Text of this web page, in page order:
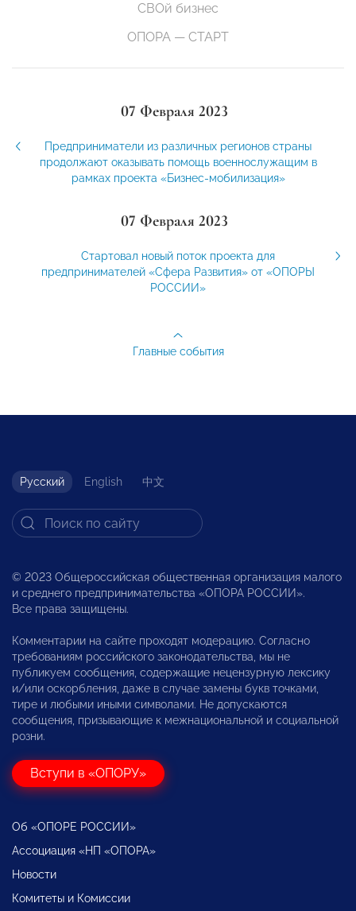
СВОй бизнес
ОПОРА — СТАРТ
07 Февраля 2023
Предприниматели из различных регионов страны
продолжают оказывать помощь военнослужащим в
рамках проекта «Бизнес-мобилизация»
07 Февраля 2023
Стартовал новый поток проекта для
предпринимателей «Сфера Развития» от «ОПОРЫ
РОССИИ»
Главные события
Русский English 中文
© 2023 Общероссийская общественная организация малого
и среднего предпринимательства «ОПОРА РОССИИ».
Все права защищены.
Комментарии на сайте проходят модерацию. Согласно
требованиям российского законодательства, мы не
публикуем сообщения, содержащие нецензурную лексику
и/или оскорбления, даже в случае замены букв точками,
тире и любыми иными символами. Не допускаются
сообщения, призывающие к межнациональной и социальной
розни.
Вступи в «ОПОРУ»
Об «ОПОРЕ РОССИИ»
Ассоциация «НП «ОПОРА»
Новости
Комитеты и Комиссии